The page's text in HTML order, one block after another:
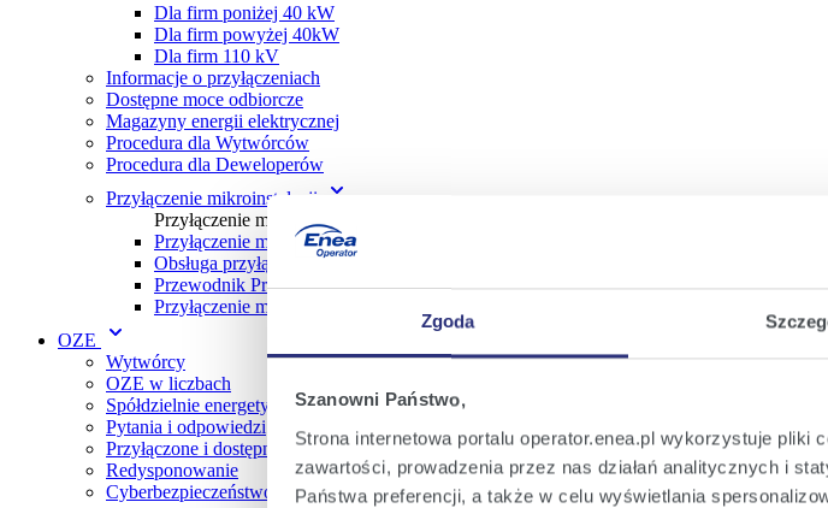
Zgoda
Szanowni Państwo,
Strona internetowa portalu operator.enea.pl wykorzystuje
zawartości, prowadzenia przez nas działań analitycznych i
Państwa preferencji, a także w celu wyświetlania
Dla firm poniżej 40 kW
Dla firm powyżej 40kW
Dla firm 110 kV
Informacje o przyłączeniach
Dostępne moce odbiorcze
Magazyny energii elektrycznej
Procedura dla Wytwórc ów
Procedura dla Deweloperów
Przyłączenie mikroinstalacji
Przyłączenie mikroinstalacji
Przyłączenie mikroinstalacji w trybie zgłoszenia
Obsługa przyłączania mikroinstalacji
Przewodnik Prosumenta w gospodarstwie domowym
Przyłączenie mikroinstalacji w trybie z określeniem warunków przyłączenia
OZE
Wytwórcy
OZE w liczbach
Spółdzielnie energetyczne
Pytania i odpowiedzi
Przyłączone i dostępne moce OZE
Redysponowanie
Cyberbezpieczeństwo